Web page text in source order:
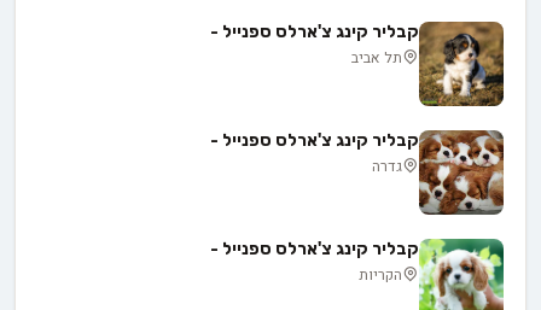
קבליר קינג צ'ארלס ספנייל -
תל אביב
קבליר קינג צ'ארלס ספנייל -
גדרה
קבליר קינג צ'ארלס ספנייל -
הקריות